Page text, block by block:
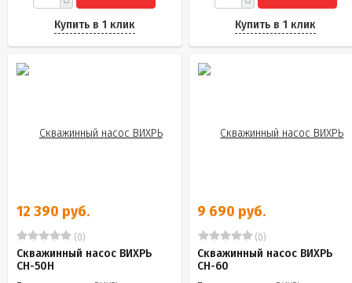
Купить в 1 клик Купить в 1 клик
12 390 руб.
(0)
Скважинный насос ВИХРЬ
СН-50Н
9 690 руб.
(0)
Скважинный насос ВИХРЬ
СН-60